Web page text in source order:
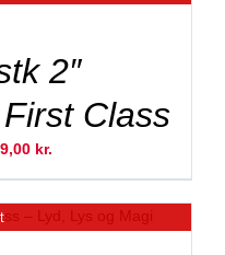
2″
Class
kr.
er: